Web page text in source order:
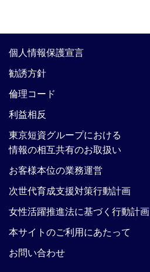
個人情報保護宣言
勧誘方針
倫理コード
利益相反
東京短資グループにおける
情報の相互共有のお取扱い
お客様本位の業務運営
次世代育成支援対策行動計画
女性活躍推進法に基づく行動計画
本サイトのご利用にあたって
お問い合わせ